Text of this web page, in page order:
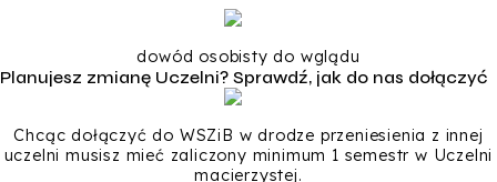
dowód osobisty do wglądu
Planujesz zmianę Uczelni? Sprawdź, jak do nas dołączyć
Chcąc dołączyć do WSZiB w drodze przeniesienia z innej
uczelni musisz mieć zaliczony minimum 1 semestr w Uczelni
macierzystej.